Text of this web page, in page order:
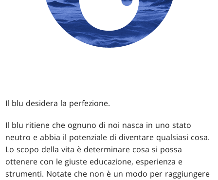
Il blu desidera la perfezione.
Il blu ritiene che ognuno di noi nasca in uno stato
neutro e abbia il potenziale di diventare qualsiasi cosa.
Lo scopo della vita è determinare cosa si possa
ottenere con le giuste educazione, esperienza e
strumenti. Notate che non è un modo per raggiungere